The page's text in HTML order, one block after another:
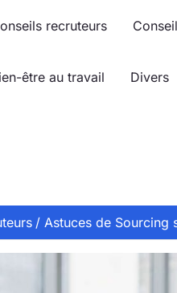
recruteurs
être au travail Divers
Astuces de Sourcing